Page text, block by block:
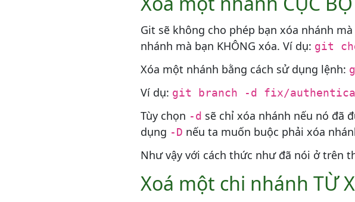
Git sẽ không cho phép bạn xóa nhánh
nhánh mà bạn KHÔNG xóa. Ví dụ: git
Xóa một nhánh bằng cách sử dụng lệnh:
Ví dụ: git branch -d fix/
Tùy chọn -d sẽ chỉ xóa nhánh nếu nó đã
dụng -D nếu ta muốn buộc phải xóa
Như vậy với cách thức như đã nói ở trên
Xoá một chi nhánh TỪ